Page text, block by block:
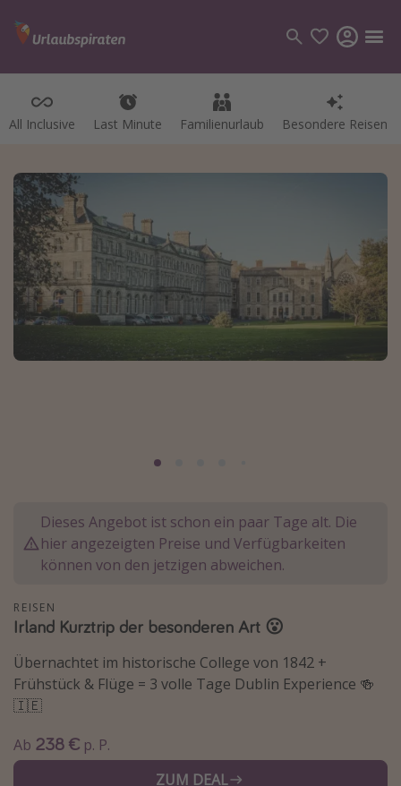
All Inclusive Last Minute Familienurlaub Besondere Reisen
Kategorien
Hotel
Pauschalreisen
Kreuzfahrten
Reiseziele
Bodensee Urlaub
Krabi Urlaub
Tulum Urlaub
Japan Rundreise
Reisethemen
Alle Reisethemen
Wellnessurlaub
Disneyland Paris
Dieses Angebot ist schon ein paar Tage alt. Die
hier angezeigten Preise und Verfügbarkeiten
können von den jetzigen abweichen.
REISEN
Irland Kurztrip der besonderen Art 😮
Übernachtet im historische College von 1842 +
Frühstück & Flüge = 3 volle Tage Dublin Experience 🍻
🇮🇪
Ab 238 € p. P.
ZUM DEAL